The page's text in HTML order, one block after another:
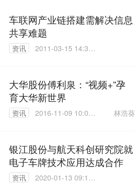
车联网产业链搭建需解决信息
共享难题
资讯
2011-03-15 14:34:
大华股份傅利泉：“视频+”孕
育大华新世界
资讯
2016-11-09 10:08:
林浩葵
银江股份与航天科创研究院就
电子车牌技术应用达成合作
资讯
2020-01-13 09:15: